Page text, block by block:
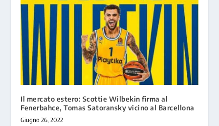
Il mercato estero: Scottie Wilbekin firma al
Fenerbahce, Tomas Satoransky vicino al Barcellona
Giugno 26, 2022